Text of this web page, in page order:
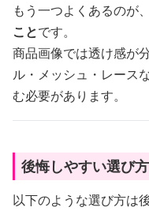
もう一つよくあるのが、
ことです。
商品画像では透け感が
ル・メッシュ・レース
む必要があります。
後悔しやすい選び
以下のような選び方は